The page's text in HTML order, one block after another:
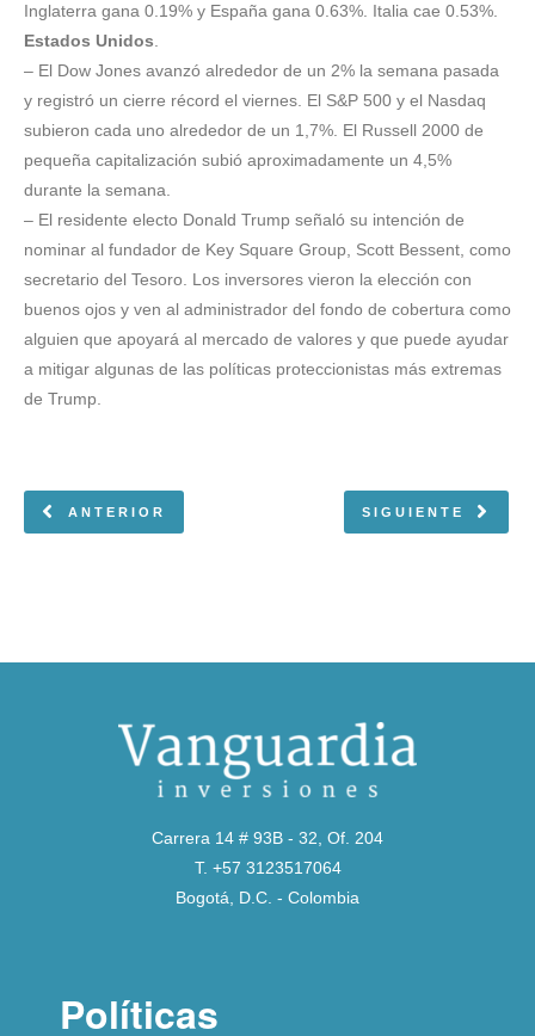
Inglaterra gana 0.19% y España gana 0.63%. Italia cae 0.53%.
Estados Unidos
– El Dow Jones avanzó alrededor de un 2% la semana pasada
y registró un cierre récord el viernes. El S&P 500 y el Nasdaq
subieron cada uno alrededor de un 1,7%. El Russell 2000 de
pequeña capitalización subió aproximadamente un 4,5%
durante la semana.
– El residente electo Donald Trump señaló su intención de
nominar al fundador de Key Square Group, Scott Bessent, como
secretario del Tesoro. Los inversores vieron la elección con
buenos ojos y ven al administrador del fondo de cobertura como
alguien que apoyará al mercado de valores y que puede ayudar
a mitigar algunas de las políticas proteccionistas más extremas
de Trump.
ANTERIOR SIGUIENTE
Carrera 14 # 93B - 32, Of. 204
T. +57 3123517064
Bogotá, D.C. - Colombia
Políticas